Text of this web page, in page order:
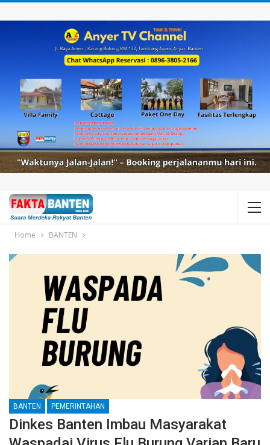
Home BANTEN
BANTEN PEMERINTAHAN
Dinkes Banten Imbau Masyarakat